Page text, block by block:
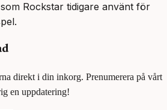
Rockstar tidigare använt för
direkt i din inkorg. Prenumerera på vårt
en uppdatering!